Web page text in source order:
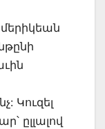
Կուզել
ըլլալով